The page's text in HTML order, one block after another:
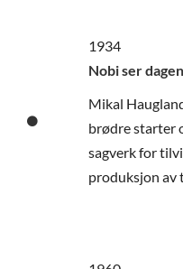
1934
Nobi ser
Mikal
brødre starter
sagverk for
produksjon av